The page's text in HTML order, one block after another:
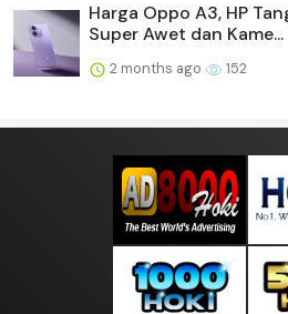
Harga Oppo A3, HP
Super Awet dan Kame...
2 months ago 152